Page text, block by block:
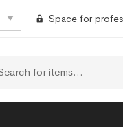
Space for